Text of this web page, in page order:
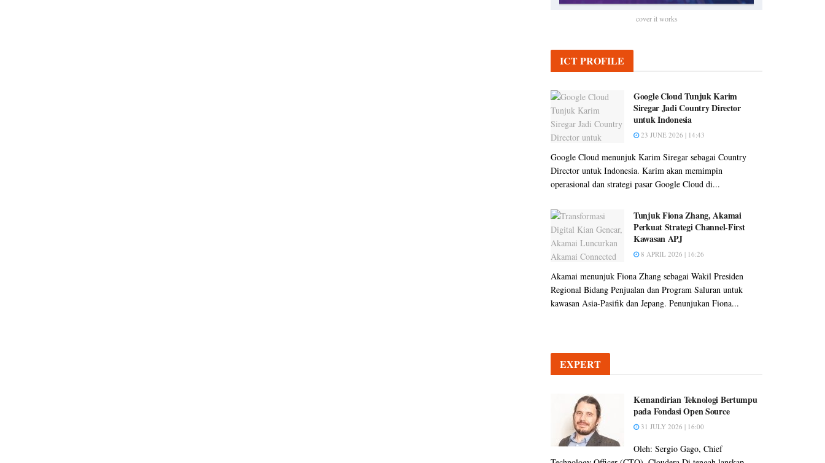
cover it works
ICT PROFILE
Google Cloud Tunjuk Karim
Siregar Jadi Country Director
untuk Indonesia
23 JUNE 2026 | 14:43
Google Cloud menunjuk Karim Siregar sebagai Country
Director untuk Indonesia. Karim akan memimpin
operasional dan strategi pasar Google Cloud di...
Tunjuk Fiona Zhang, Akamai
Perkuat Strategi Channel-First
Kawasan APJ
8 APRIL 2026 | 16:26
Akamai menunjuk Fiona Zhang sebagai Wakil Presiden
Regional Bidang Penjualan dan Program Saluran untuk
kawasan Asia-Pasifik dan Jepang. Penunjukan Fiona...
EXPERT
Kemandirian Teknologi Bertumpu
pada Fondasi Open Source
31 JULY 2026 | 16:00
Oleh: Sergio Gago, Chief